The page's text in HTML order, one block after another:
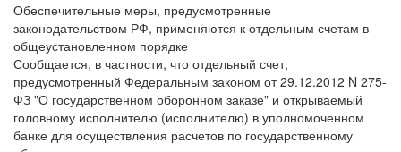
Обеспечительные меры, предусмотренные
законодательством РФ, применяются к отдельным счетам в
общеустановленном порядке
Сообщается, в частности, что отдельный счет,
предусмотренный Федеральным законом от 29.12.2012 N 275-
ФЗ "О государственном оборонном заказе" и открываемый
головному исполнителю (исполнителю) в уполномоченном
банке для осуществления расчетов по государственному